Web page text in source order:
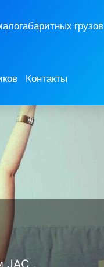
грузов
Контакты
JAC .